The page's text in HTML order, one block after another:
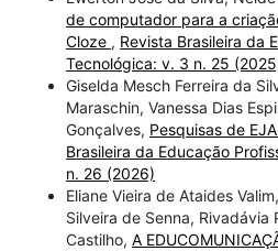
de computador para a
Cloze , Revista Brasileira da
Tecnológica: v. 3 n. 25
Giselda Mesch Ferreira da
Maraschin, Vanessa Dias
Gonçalves, Pesquisas de
Brasileira da Educação
n. 26 (2026)
Eliane Vieira de Ataides
Silveira de Senna, Rivadávia
Castilho, A